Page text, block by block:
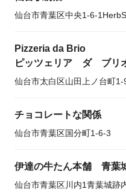
仙台市青葉区中央1-6-
Pizzeria da Brio
ピッツェリア ダ ブリ
仙台市太白区山田上ノ台町1-
チョコレートな関係
仙台市青葉区国分町1-6-3
伊達の牛たん本舗 青葉
仙台市青葉区川内1青葉城跡